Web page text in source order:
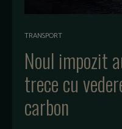
TRANSPORT
Noul impozit
trece cu
carbon